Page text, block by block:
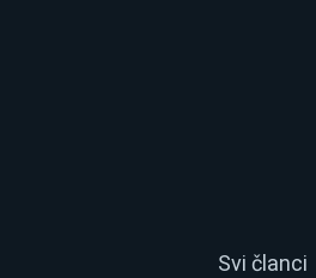
Svi članci